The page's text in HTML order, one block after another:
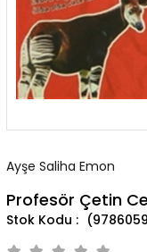
Ayşe Saliha Emon
Profesör Çetin